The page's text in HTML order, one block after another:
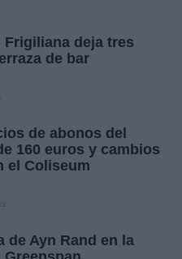
Frigiliana deja tres
de bar
de abonos del
160 euros y cambios
el Coliseum
de Ayn Rand en la